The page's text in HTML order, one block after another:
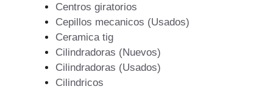
Centros giratorios
Cepillos mecanicos (Usados)
Ceramica tig
Cilindradoras (Nuevos)
Cilindradoras (Usados)
Cilindricos